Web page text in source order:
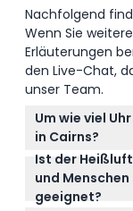
Nachfolgend
Wenn Sie
Erläuterungen
den Live-Chat,
unser Team.
Um wie viel
in Cairns?
Die Flüge
Erlebnis endet
Ist der
und
geeignet?